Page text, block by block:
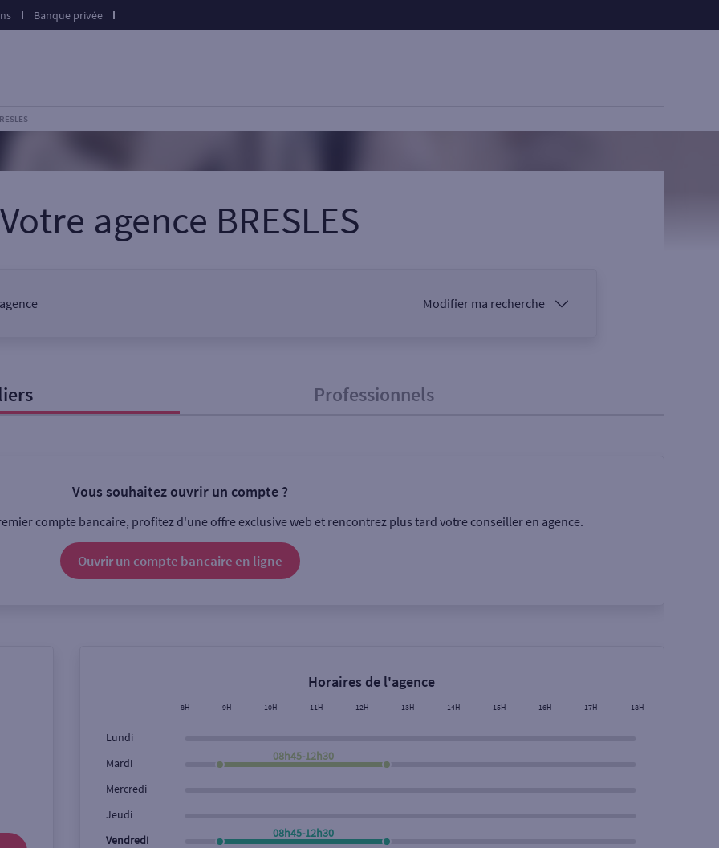
Banque privée
Votre agence BRESLES
Modifier ma recherche
Ouverte le lundi Coffre-fort
Professionnels
Vous souhaitez ouvrir un compte ?
compte bancaire, profitez d'une offre exclusive web et rencontrez plus tard votre conseiller en agence.
Ouvrir un compte bancaire en ligne
Horaires de l'agence
8H 9H 10H 11H 12H 13H 14H 15H 16H 17H 18H
Lundi
Mardi
08h45-12h30
Mercredi
Jeudi
Vendredi
08h45-12h30